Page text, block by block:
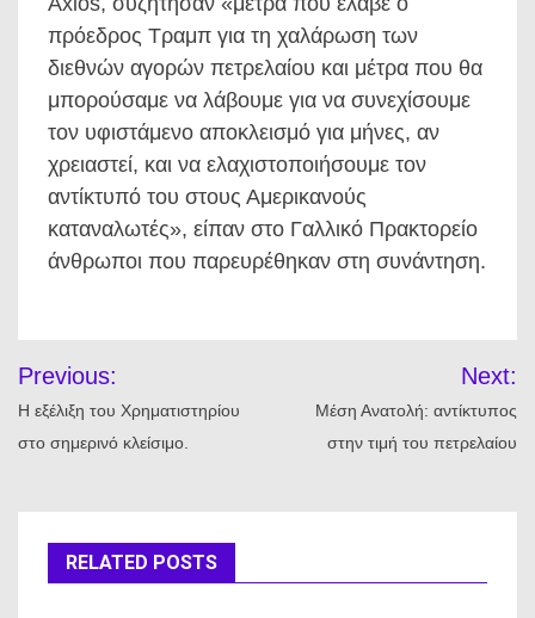
πρόεδρος Τραμπ για τη χαλάρωση των
διεθνών αγορών πετρελαίου και μέτρα που θα
μπορούσαμε να λάβουμε για να συνεχίσουμε
τον υφιστάμενο αποκλεισμό για μήνες, αν
χρειαστεί, και να ελαχιστοποιήσουμε τον
αντίκτυπό του στους Αμερικανούς
καταναλωτές», είπαν στο Γαλλικό Πρακτορείο
άνθρωποι που παρευρέθηκαν στη συνάντηση.
άρθρων
Previous:
Η εξέλιξη του Χρηματιστηρίου
στο σημερινό κλείσιμο.
Next:
Μέση Ανατολή: αντίκτυπος
στην τιμή του πετρελαίου
RELATED POSTS